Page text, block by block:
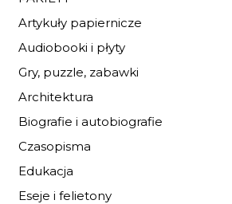
Artykuły papiernicze
Audiobooki i płyty
Gry, puzzle, zabawki
Architektura
Biografie i autobiografie
Czasopisma
Edukacja
Eseje i felietony